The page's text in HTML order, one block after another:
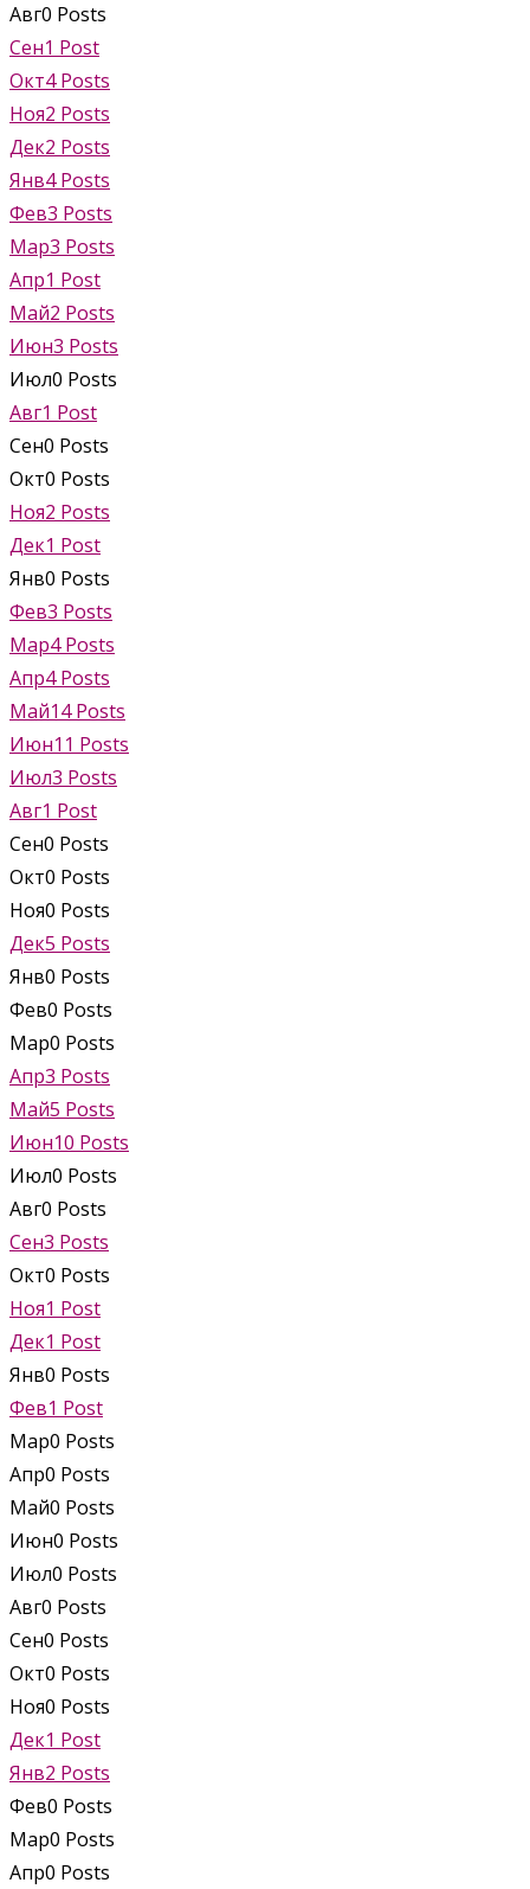
Авг0 Posts
Сен1 Post
Окт4 Posts
Ноя2 Posts
Дек2 Posts
Янв4 Posts
Фев3 Posts
Мар3 Posts
Апр1 Post
Май2 Posts
Июн3 Posts
Июл0 Posts
Авг1 Post
Сен0 Posts
Окт0 Posts
Ноя2 Posts
Дек1 Post
Янв0 Posts
Фев3 Posts
Мар4 Posts
Апр4 Posts
Май14 Posts
Июн11 Posts
Июл3 Posts
Авг1 Post
Сен0 Posts
Окт0 Posts
Ноя0 Posts
Дек5 Posts
Янв0 Posts
Фев0 Posts
Мар0 Posts
Апр3 Posts
Май5 Posts
Июн10 Posts
Июл0 Posts
Авг0 Posts
Сен3 Posts
Окт0 Posts
Ноя1 Post
Дек1 Post
Янв0 Posts
Фев1 Post
Мар0 Posts
Апр0 Posts
Май0 Posts
Июн0 Posts
Июл0 Posts
Авг0 Posts
Сен0 Posts
Окт0 Posts
Ноя0 Posts
Дек1 Post
Янв2 Posts
Фев0 Posts
Мар0 Posts
Апр0 Posts